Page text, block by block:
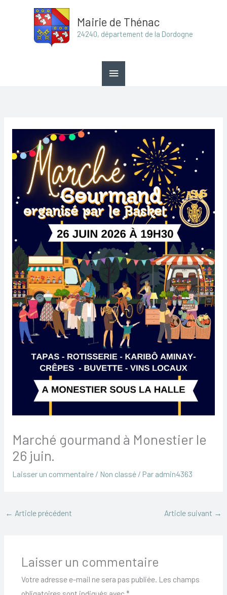
Mairie de Thénac
24240, département de la Dordogne
principal
Marché gourmand à Monestier le
26 juin.
Laisser un commentaire / Non classé/ Par admin4363
← Article précédent Article suivant →
Laisser un commentaire
Votre adresse e-mail ne sera pas publiée. Les champs